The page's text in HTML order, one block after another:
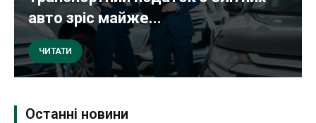
авто зріс майже...
ЧИТАТИ
Останні новини